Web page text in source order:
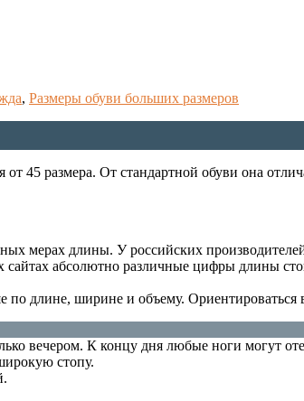
, Размеры обуви больших размеров
45 размера. От стандартной обуви она
мерах длины. У российских
сайтах абсолютно различные цифры длины
по длине, ширине и объему. Ориентироваться
вечером. К концу дня любые ноги могут
стопу.